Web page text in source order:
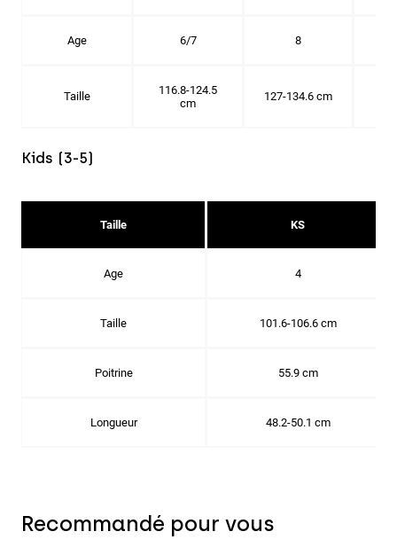
Age 6/7 8
Taille
116.8-124.5
cm
127-134.6 cm
Kids (3-5)
Taille KS
Age 4
Taille 101.6-106.6 cm
Poitrine 55.9 cm
Longueur 48.2-50.1 cm
Recommandé pour vous